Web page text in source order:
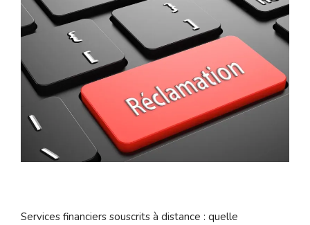
Services financiers souscrits à distance : quelle